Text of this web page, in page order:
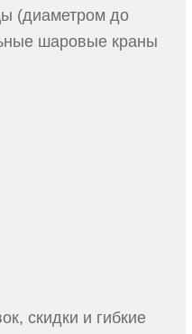
(диаметром до
шаровые краны
скидки и гибкие